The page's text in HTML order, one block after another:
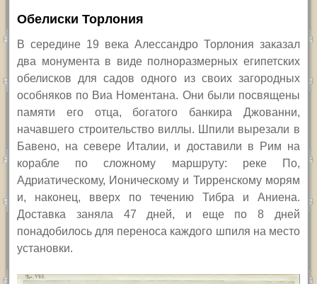
Обелиски Торлония
В середине 19 века Алессандро Торлония заказал
два монумента в виде полноразмерных египетских
обелисков для садов одного из своих загородных
особняков по Виа Номентана. Они были посвящены
памяти его отца, богатого банкира Джованни,
начавшего строительство виллы. Шпили вырезали в
Бавено, на севере Италии, и доставили в Рим на
корабле по сложному маршруту: реке По,
Адриатическому, Ионическому и Тирренскому морям
и, наконец, вверх по течению Тибра и Аниена.
Доставка заняла 47 дней, и еще по 8 дней
понадобилось для переноса каждого шпиля на место
установки.